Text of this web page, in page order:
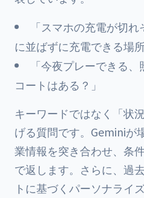
「スマホの充電が切
に並ばずに充電できる場所
「今夜プレーできる
コートはある？」
キーワードではなく「状
げる質問です。Geminiが
業情報を突き合わせ、条
で返します。さらに、過
トに基づくパーソナライ